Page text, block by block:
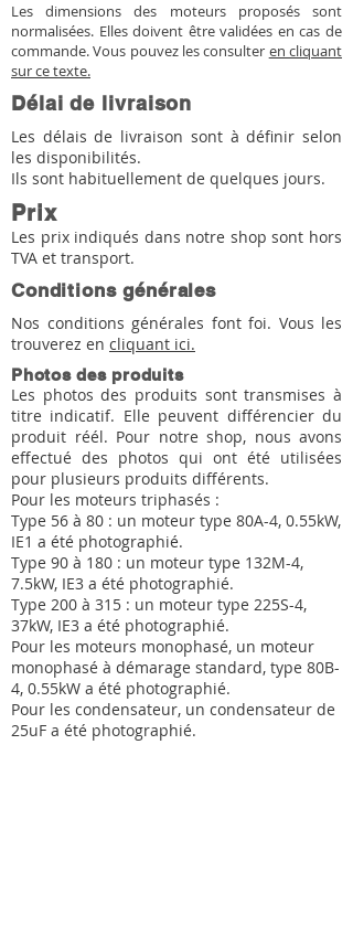
Les dimensions des moteurs proposés sont
normalisées. Elles doivent être validées en cas de
commande. Vous pouvez les consulter en cliquant
sur ce texte.
Délai de livraison
Les délais de livraison sont à définir selon
les disponibilités.
Ils sont habituellement de quelques jours.
Prix
Les prix indiqués dans notre shop sont hors
TVA et transport.
Conditions générales
Nos conditions générales font foi. Vous les
trouverez en cliquant ici.
Photos des produits
Les photos des produits sont transmises à
titre indicatif. Elle peuvent différencier du
produit réél. Pour notre shop, nous avons
effectué des photos qui ont été utilisées
pour plusieurs produits différents.
Pour les moteurs triphasés :
Type 56 à 80 : un moteur type 80A-4, 0.55kW,
IE1 a été photographié.
Type 90 à 180 : un moteur type 132M-4,
7.5kW, IE3 a été photographié.
Type 200 à 315 : un moteur type 225S-4,
37kW, IE3 a été photographié.
Pour les moteurs monophasé, un moteur
monophasé à démarage standard, type 80B-
4, 0.55kW a été photographié.
Pour les condensateur, un condensateur de
25uF a été photographié.